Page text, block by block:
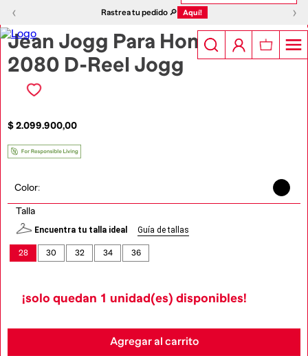
‹ Rastrea tu pedido 🔎 Aquí! ›
‹ ›
Jean Jogg Para Hombre
2080 D-Reel Jogg
$2.099.900,00
Color:
Talla
Encuentra tu talla ideal Guía de tallas
28 30 32 34 36
¡solo quedan 1 unidad(es) disponibles!
Agregar al carrito